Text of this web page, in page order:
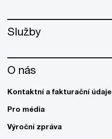
Služby
O nás
Kontaktní a fakturační údaje
Pro média
Výroční zpráva